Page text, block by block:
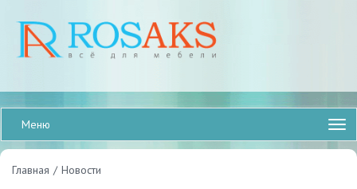
Меню
Главная / Новости